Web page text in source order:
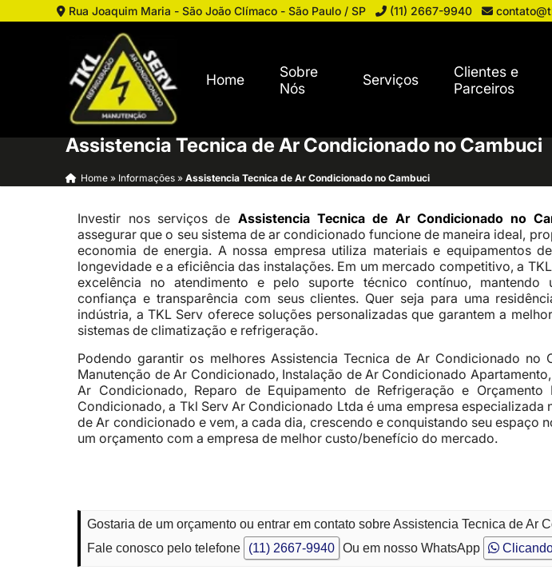
Rua Joaquim Maria - São João Clímaco - São Paulo / SP (11) 2667-9940
Home
Sobre
Nós
Serviços
Clientes e
Parceiros
Assistencia Tecnica de Ar Condicionado no Cambuci
Home » Informações »Assistencia Tecnica de Ar Condicionado no Cambuci
Investir nos serviços de Assistencia Tecnica de Ar Condicionado no
assegurar que o seu sistema de ar condicionado funcione de maneira ideal,
economia de energia. A nossa empresa utiliza materiais e equipamentos
longevidade e a eficiência das instalações. Em um mercado competitivo, a
excelência no atendimento e pelo suporte técnico contínuo, mantendo
confiança e transparência com seus clientes. Quer seja para uma
indústria, a TKL Serv oferece soluções personalizadas que garantem a
sistemas de climatização e refrigeração.
Podendo garantir os melhores Assistencia Tecnica de Ar Condicionado no
Manutenção de Ar Condicionado, Instalação de Ar Condicionado
Ar Condicionado, Reparo de Equipamento de Refrigeração e
Condicionado, a Tkl Serv Ar Condicionado Ltda é uma empresa especializada
de Ar condicionado e vem, a cada dia, crescendo e conquistando seu espaço
um orçamento com a empresa de melhor custo/benefício do mercado.
Gostaria de um orçamento ou entrar em contato sobre Assistencia Tecnica de Ar
Fale conosco pelo telefone
(11) 2667-9940 Ou em nosso WhatsApp